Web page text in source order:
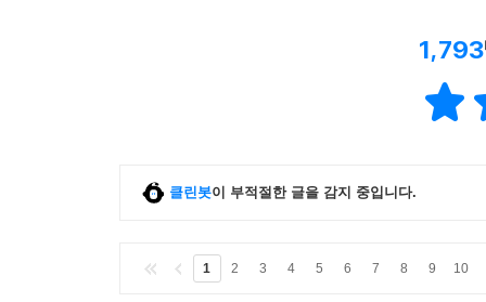
1,793
클린봇이 부적절한 글을 감지 중입니다.
1 2 3 4 5 6 7 8 9 10